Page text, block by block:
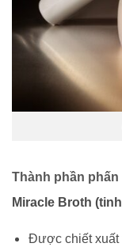
Thành phần phấn
Miracle Broth
Được chiết xuất